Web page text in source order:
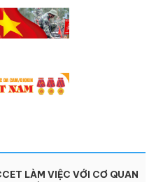
LÀM VIỆC VỚI CƠ QUAN